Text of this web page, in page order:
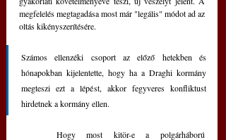
megfelelés megtagadása most már "legális" módot ad az
oltás kikényszerítésére.
Számos ellenzéki csoport az előző hetekben és
hónapokban kijelentette, hogy ha a Draghi kormány
megteszi ezt a lépést, akkor fegyveres konfliktust
hirdetnek a kormány ellen.